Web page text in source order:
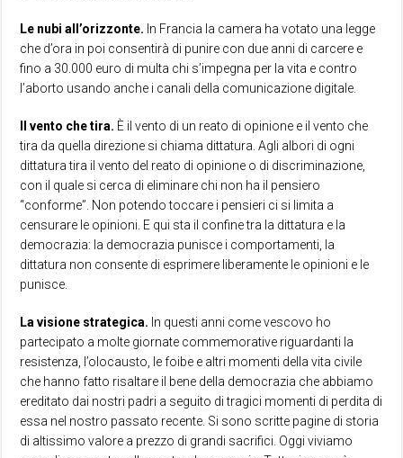
Le nubi all’orizzonte. In Francia la camera ha votato una legge
che d’ora in poi consentirà di punire con due anni di carcere e
fino a 30.000 euro di multa chi s’impegna per la vita e contro
l’aborto usando anche i canali della comunicazione digitale.
Il vento che tira. È il vento di un reato di opinione e il vento che
tira da quella direzione si chiama dittatura. Agli albori di ogni
dittatura tira il vento del reato di opinione o di discriminazione,
con il quale si cerca di eliminare chi non ha il pensiero
“conforme”. Non potendo toccare i pensieri ci si limita a
censurare le opinioni. E qui sta il confine tra la dittatura e la
democrazia: la democrazia punisce i comportamenti, la
dittatura non consente di esprimere liberamente le opinioni e le
punisce.
La visione strategica. In questi anni come vescovo ho
partecipato a molte giornate commemorative riguardanti la
resistenza, l’olocausto, le foibe e altri momenti della vita civile
che hanno fatto risaltare il bene della democrazia che abbiamo
ereditato dai nostri padri a seguito di tragici momenti di perdita di
essa nel nostro passato recente. Si sono scritte pagine di storia
di altissimo valore a prezzo di grandi sacrifici. Oggi viviamo